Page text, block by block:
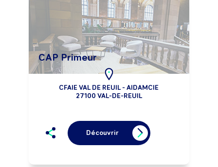
CAP Primeur
CFAIE VAL DE REUIL - AIDAMCIE
27100 VAL-DE-REUIL
Découvrir